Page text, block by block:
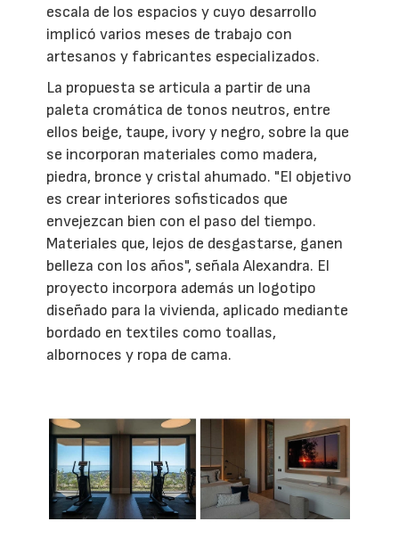
escala de los espacios y cuyo desarrollo
implicó varios meses de trabajo con
artesanos y fabricantes especializados.
La propuesta se articula a partir de una
paleta cromática de tonos neutros, entre
ellos beige, taupe, ivory y negro, sobre la que
se incorporan materiales como madera,
piedra, bronce y cristal ahumado. "El objetivo
es crear interiores sofisticados que
envejezcan bien con el paso del tiempo.
Materiales que, lejos de desgastarse, ganen
belleza con los años", señala Alexandra. El
proyecto incorpora además un logotipo
diseñado para la vivienda, aplicado mediante
bordado en textiles como toallas,
albornoces y ropa de cama.